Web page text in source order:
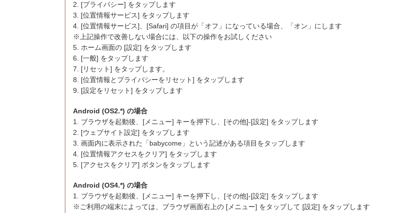
2. [プライバシー] をタップします
3. [位置情報サービス] をタップします
4. [位置情報サービス]、[Safari] の項目が「オフ」になっている場合、「オン」にします
※上記操作で改善しない場合には、以下の操作をお試しください
5. ホーム画面の [設定] をタップします
6. [一般] をタップします
7. [リセット] をタップします。
8. [位置情報とプライバシーをリセット] をタップします
9. [設定をリセット] をタップします
Android (OS2.*) の場合
1. ブラウザを起動後、[メニュー] キーを押下し、[その他]-[設定] をタップします
2. [ウェブサイト設定] をタップします
3. 画面内に表示された「babycome」という記述がある項目をタップします
4. [位置情報アクセスをクリア] をタップします
5. [アクセスをクリア] ボタンをタップします
Android (OS4.*) の場合
1. ブラウザを起動後、[メニュー] キーを押下し、[その他]-[設定] をタップします
※ご利用の端末によっては、ブラウザ画面右上の [メニュー] をタップして [設定] をタップします